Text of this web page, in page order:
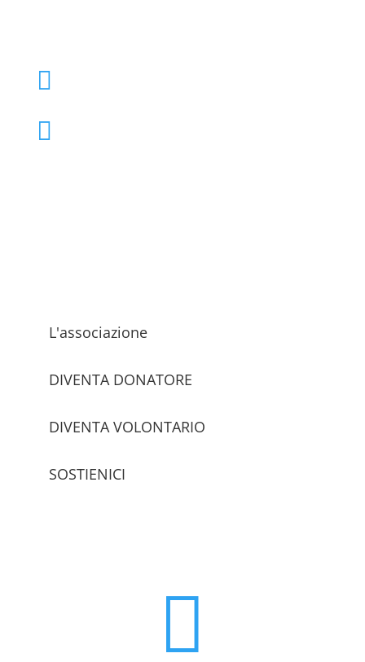


L'associazione
DIVENTA DONATORE
DIVENTA VOLONTARIO
SOSTIENICI
